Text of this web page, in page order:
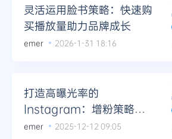
灵活运用脸书策略：快速购
买播放量助力品牌成长
emer 2026-1-31 18:16
打造高曝光率的
Instagram：增粉策略全
解析
emer 2025-12-12 09:05